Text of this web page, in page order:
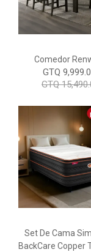
Comedor
GTQ
GTQ
Set De Cama
BackCare Copper